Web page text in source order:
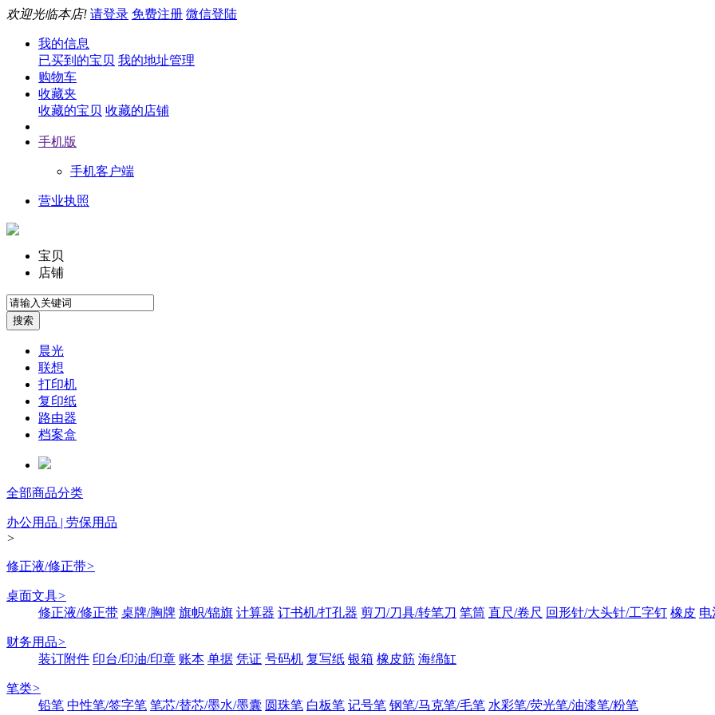
欢迎光临本店! 请登录 免费注册 微信登陆
我的信息
已买到的宝贝 我的地址管理
购物车
收藏夹
收藏的宝贝 收藏的店铺
手机版
手机客户端
营业执照
宝贝
店铺
晨光
联想
打印机
复印纸
路由器
档案盒
全部商品分类
办公用品 | 劳保用品
>
修正液/修正带>
桌面文具>
修正液/修正带 桌牌/胸牌 旗帜/锦旗 计算器 订书机/打孔器 剪刀/刀具/转笔刀 笔筒 直尺/卷尺 回形针/大头针/工字钉 橡皮 电
财务用品>
装订附件 印台/印油/印章 账本 单据 凭证 号码机 复写纸 银箱 橡皮筋 海绵缸
笔类>
铅笔 中性笔/签字笔 笔芯/替芯/墨水/墨囊 圆珠笔 白板笔 记号笔 钢笔/马克笔/毛笔 水彩笔/荧光笔/油漆笔/粉笔